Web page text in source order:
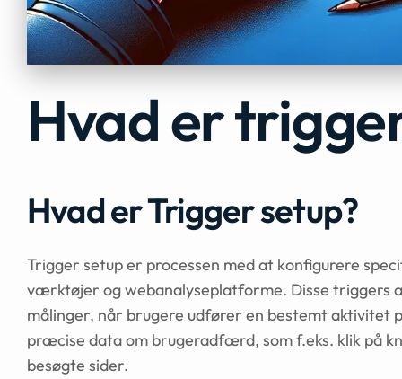
Hvad er
Hvad er Trigger setup?
Trigger setup er processen med at konfigurere
værktøjer og webanalyseplatforme. Disse triggers
målinger, når brugere udfører en bestemt aktivitet
præcise data om brugeradfærd, som f.eks. klik på
besøgte sider.